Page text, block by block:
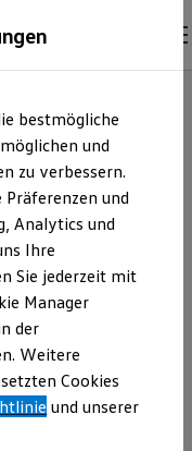
Gebrauchtwagen
&
KG |
&
bestmögliche
und
zu verbessern.
und
Analytics und
Ihre
Sie jederzeit mit
Manager
der
Weitere
Cookies
und unserer